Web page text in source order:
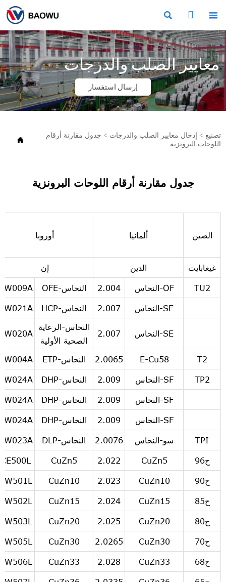
  
معايير الصلب والدرجات
إرسال استفسار
 تصنيع > إدخال معايير الصلب والدرجات > جدول مقارنة أرقام
اللوحات البرونزية
جدول مقارنة أرقام اللوحات البرونزية
الصين ألمانيا أوروبا
غيغابايت الدين إن
TU2 OF-النحاس 2.004 النحاس-OFE
SE-النحاس 2.007 النحاس-HCP
SE-النحاس 2.007
النحاس-الرعاية
الصحية الأولية
T2
E-Cu58
2.0065 النحاس-ETP
TP2 SF-النحاس 2.009 النحاس-DHP
SF-النحاس 2.009 النحاس-DHP
SF-النحاس 2.009 النحاس-DHP
TPI سو-النحاس 2.0076 النحاس-DLP
ح96 CuZn5
2.022
CuZn5
CE500L
ح90 CuZn10
2.023
CuZn10
ح85 CuZn15
2.024
CuZn15
ح80 CuZn20
2.025
CuZn20
ح70 CuZn30
2.0265
CuZn30
ح68 CuZn33
2.028
CuZn33